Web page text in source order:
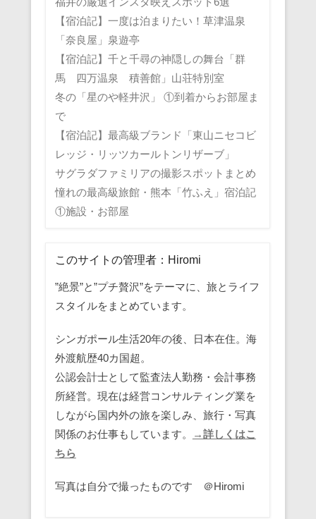
【宿泊記】一度は泊まりたい！草津温泉
「奈良屋」泉遊亭
【宿泊記】千と千尋の神隠しの舞台「群
馬 四万温泉 積善館」山荘特別室
冬の「星のや軽井沢」 ①到着からお部屋ま
で
【宿泊記】最高級ブランド「東山ニセコビ
レッジ・リッツカールトンリザーブ」
サグラダファミリアの撮影スポットまとめ
憧れの最高級旅館・熊本「竹ふえ」宿泊記
①施設・お部屋
このサイトの管理者：Hiromi
”絶景”と”プチ贅沢”をテーマに、旅とライフ
スタイルをまとめています。
シンガポール生活20年の後、日本在住。海
外渡航歴40カ国超。
公認会計士として監査法人勤務・会計事務
所経営。現在は経営コンサルティング業を
しながら国内外の旅を楽しみ、旅行・写真
関係のお仕事もしています。
→詳しくはこ
ちら
写真は自分で撮ったものです ＠Hiromi